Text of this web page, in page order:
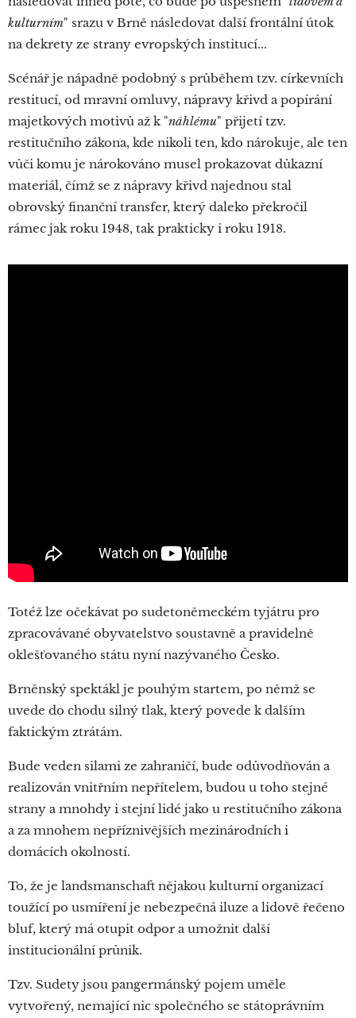
kulturním" srazu v Brně následovat další frontální útok
na dekrety ze strany evropských institucí...
Scénář je nápadně podobný s průběhem tzv. církevních
restitucí, od mravní omluvy, nápravy křivd a popírání
majetkových motivů až k "náhlému" přijetí tzv.
restitučního zákona, kde nikoli ten, kdo nárokuje, ale ten
vůči komu je nárokováno musel prokazovat důkazní
materiál, čímž se z nápravy křivd najednou stal
obrovský finanční transfer, který daleko překročil
rámec jak roku 1948, tak prakticky i roku 1918.
Totéž lze očekávat po sudetoněmeckém tyjátru pro
zpracovávané obyvatelstvo soustavně a pravidelně
oklešťovaného státu nyní nazývaného Česko.
Brněnský spektákl je pouhým startem, po němž se
uvede do chodu silný tlak, který povede k dalším
faktickým ztrátám.
Bude veden silami ze zahraničí, bude odůvodňován a
realizován vnitřním nepřítelem, budou u toho stejné
strany a mnohdy i stejní lidé jako u restitučního zákona
a za mnohem nepříznivějších mezinárodních i
domácích okolností.
To, že je landsmanschaft nějakou kulturní organizací
toužící po usmíření je nebezpečná iluze a lidově řečeno
bluf, který má otupit odpor a umožnit další
institucionální průnik.
Tzv. Sudety jsou pangermánský pojem uměle
vytvořený, nemající nic společného se státoprávním